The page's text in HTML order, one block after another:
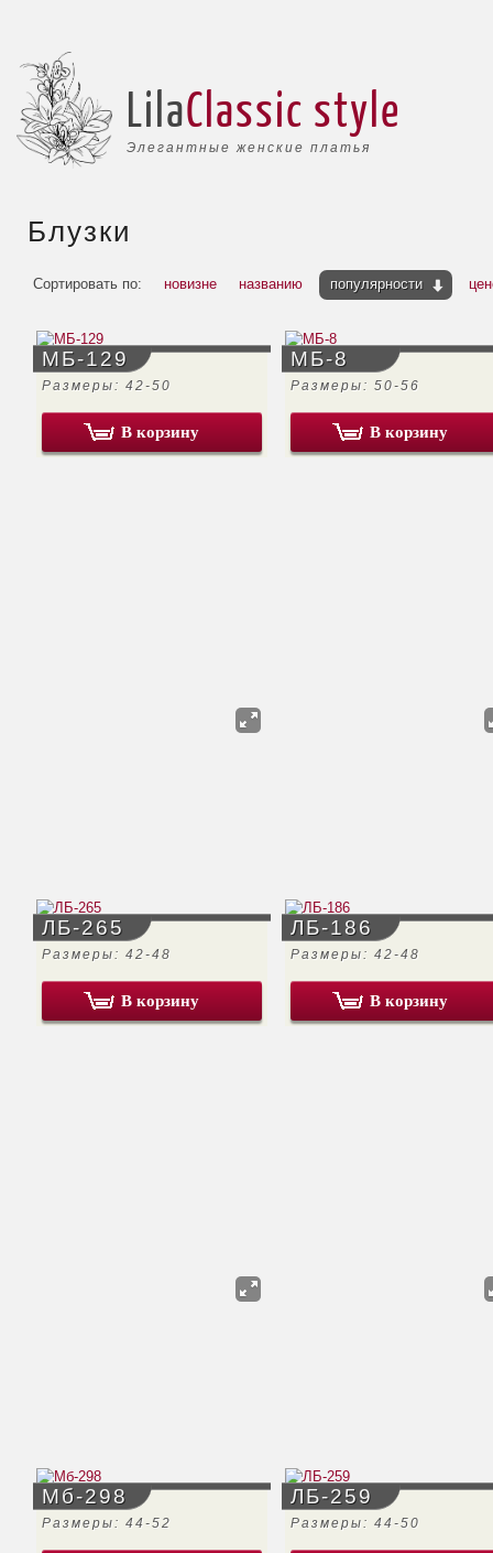
Элегантные женские платья
LilaClassic style
Блузки
Сортировать по: новизне названию популярности
МБ-129
Размеры: 42-50
В корзину
МБ-8
Размеры: 50-56
В корзину
ЛБ-265
Размеры: 42-48
В корзину
ЛБ-186
Размеры: 42-48
В корзину
Мб-298
Размеры: 44-52
ЛБ-259
Размеры: 44-50